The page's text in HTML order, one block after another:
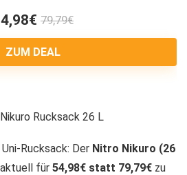
79,79€
ZUM DEAL
Rucksack: Der Nitro Nikuro (26
für 54,98€ statt 79,79€ zu